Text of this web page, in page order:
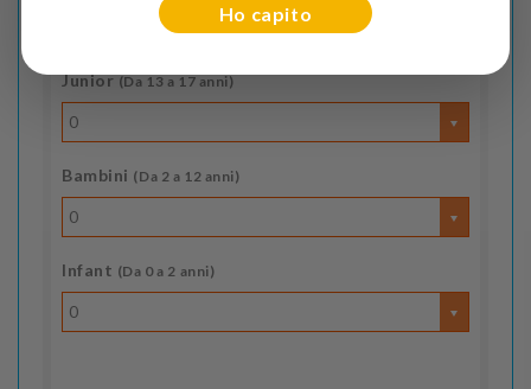
Junior(Da 13 a 17 anni)
0
Bambini (Da 2 a 12 anni)
0
Infant (Da 0 a 2 anni)
0
Ho capito